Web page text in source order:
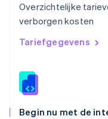
Overzichtelijke
verborgen kosten
Tariefgegevens
Begin nu met de
EnglishItaliano
Slowakije
English
Spanje
Thailand
Tsjechië
English